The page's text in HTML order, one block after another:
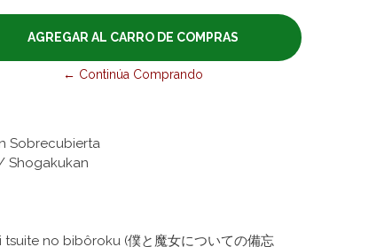
← Continúa Comprando
Sobrecubierta
Shogakukan
no bibôroku (僕と魔女についての備忘